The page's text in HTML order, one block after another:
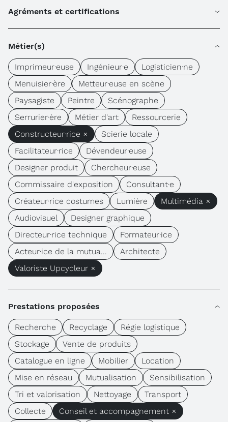
Agréments et certifications
Métier(s)
Imprimeur·euse Ingénieur·e
Logisticien·ne
Menuisier·ère
Metteur·euse en scène
Paysagiste
Peintre
Scénographe
Serrurier·ère
Métier d'art
Ressourcerie
Constructeur·rice ×
Scierie locale
Facilitateur·rice
Dévendeur·euse
Designer produit
Chercheur·euse
Commissaire d'exposition
Consultant·e
Créateur·rice costumes
Lumière
Multimédia ×
Audiovisuel
Designer graphique
Directeur·rice technique
Formateur·ice
Acteur·ice de la mutua...
Architecte
Valoriste Upcycleur ×
Prestations proposées
Recherche Recyclage
Régie logistique
Stockage
Vente de produits
Catalogue en ligne
Mobilier
Location
Mise en réseau
Mutualisation
Sensibilisation
Tri et valorisation
Nettoyage
Transport
Collecte
Conseil et accompagnement ×